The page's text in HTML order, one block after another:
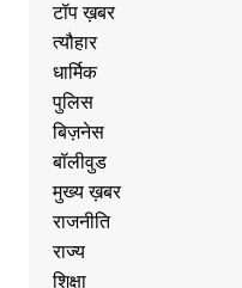
टॉप ख़बर
त्यौहार
धार्मिक
पुलिस
बिज़नेस
बॉलीवुड
मुख्य ख़बर
राजनीति
राज्य
शिक्षा